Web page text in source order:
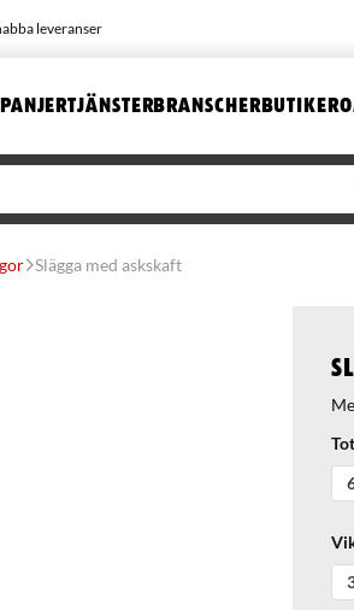
leveranser
TJÄNSTERBRANSCHERBUTIKER
Slägga med askskaft